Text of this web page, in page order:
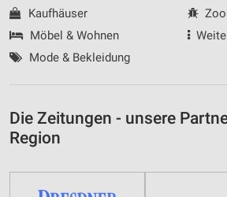
Kaufhäuser
Möbel & Wohnen
Mode & Bekleidung
Die Zeitungen - unsere
Region